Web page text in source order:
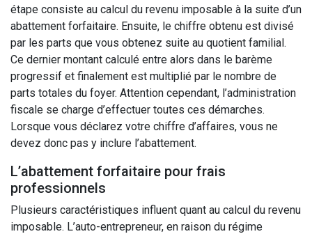
étape consiste au calcul du revenu imposable à la suite d’un
abattement forfaitaire. Ensuite, le chiffre obtenu est divisé
par les parts que vous obtenez suite au quotient familial.
Ce dernier montant calculé entre alors dans le barème
progressif et finalement est multiplié par le nombre de
parts totales du foyer. Attention cependant, l’administration
fiscale se charge d’effectuer toutes ces démarches.
Lorsque vous déclarez votre chiffre d’affaires, vous ne
devez donc pas y inclure l’abattement.
L’abattement forfaitaire pour frais
professionnels
Plusieurs caractéristiques influent quant au calcul du revenu
imposable. L’auto-entrepreneur, en raison du régime